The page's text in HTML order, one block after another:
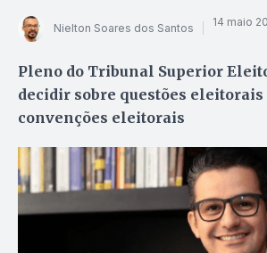
Nielton Soares dos Santos 14 maio
Pleno do Tribunal Superior
decidir sobre questões eleitorais
convenções eleitorais